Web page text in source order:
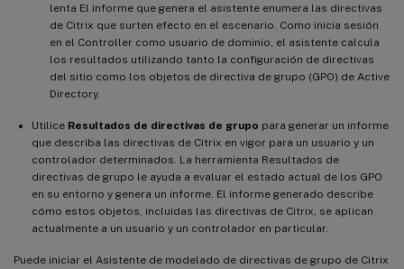
lenta El informe que genera el asistente enumera las directivas
de Citrix que surten efecto en el escenario. Como inicia sesión
en el Controller como usuario de dominio, el asistente calcula
los resultados utilizando tanto la configuración de directivas
del sitio como los objetos de directiva de grupo (GPO) de Active
Directory.
Utilice Resultados de directivas de grupo para generar un informe
que describa las directivas de Citrix en vigor para un usuario y un
controlador determinados. La herramienta Resultados de
directivas de grupo le ayuda a evaluar el estado actual de los GPO
en su entorno y genera un informe. El informe generado describe
cómo estos objetos, incluidas las directivas de Citrix, se aplican
actualmente a un usuario y un controlador en particular.
Puede iniciar el Asistente de modelado de directivas de grupo de Citrix